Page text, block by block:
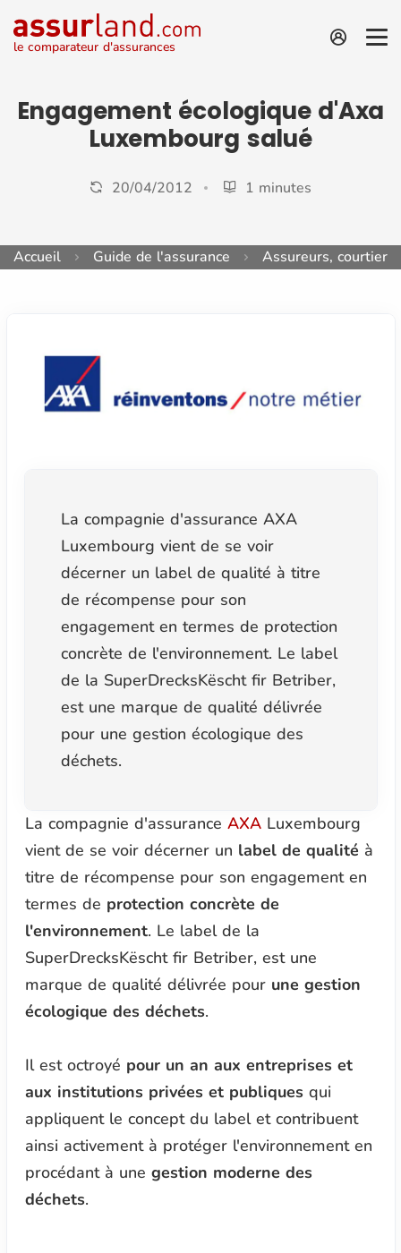
le comparateur d'assurances
Engagement écologique d'Axa
Luxembourg salué
20/04/2012 1 minutes
Accueil Guide de l'assurance Assureurs,
La compagnie d'assurance AXA
Luxembourg vient de se voir
décerner un label de qualité à titre
de récompense pour son
engagement en termes de protection
concrète de l'environnement. Le label
de la SuperDrecksKëscht fir Betriber,
est une marque de qualité délivrée
pour une gestion écologique des
déchets.
La compagnie d'assurance AXALuxembourg
vient de se voir décerner un label de qualité à
titre de récompense pour son engagement en
termes de protection concrète de
l'environnement. Le label de la
SuperDrecksKëscht fir Betriber, est une
marque de qualité délivrée pour une gestion
écologique des déchets.
Il est octroyé pour un an aux entreprises et
aux institutions privées et publiquesqui
appliquent le concept du label et contribuent
ainsi activement à protéger l'environnement en
procédant à une gestion moderne des
déchets.